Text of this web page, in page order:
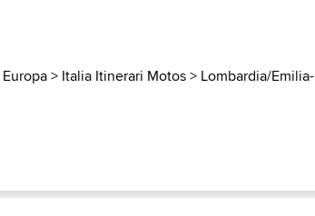
Europa> Italia Itinerari Motos> Lombardia/Emilia-